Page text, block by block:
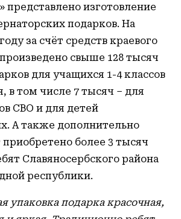
представлено изготовление
подарков. На
за счёт средств краевого
свыше 128 тысяч
для учащихся 1-4 классов
в том числе 7 тысяч – для
СВО и для детей
А также дополнительно
более 3 тысяч
Славяносербского района
республики.
упаковка подарка красочная,